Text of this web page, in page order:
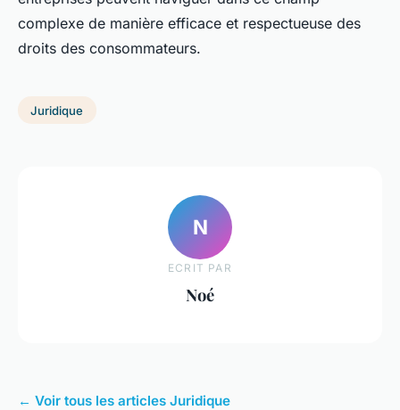
complexe de manière efficace et respectueuse des
droits des consommateurs.
Juridique
N
ECRIT PAR
Noé
← Voir tous les articles Juridique